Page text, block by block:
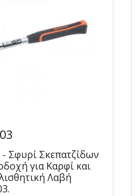
Σφυρί Σκεπατζίδων
για Καρφί και
Λαβή